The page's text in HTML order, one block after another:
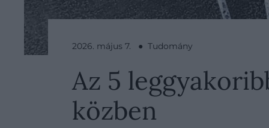
2026. május 7. ● Tudomány
Az 5
közben